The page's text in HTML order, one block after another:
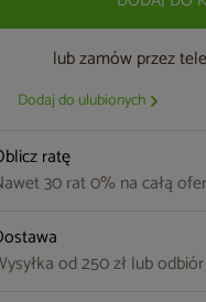
lub zamów przez
Dodaj do ulubionych
ratę
30 rat 0% na całą
od 250 zł lub